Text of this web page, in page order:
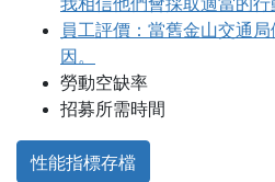
員工評價：當舊金山交通
因。
勞動空缺率
招募所需時間
性能指標存檔